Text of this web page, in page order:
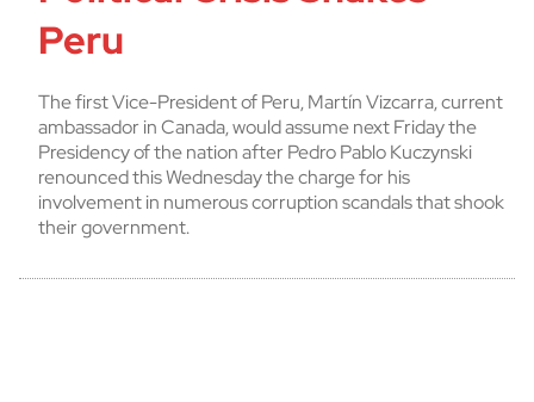
Peru
The first Vice-President of Peru, Martín Vizcarra, current
ambassador in Canada, would assume next Friday the
Presidency of the nation after Pedro Pablo Kuczynski
renounced this Wednesday the charge for his
involvement in numerous corruption scandals that shook
their government.